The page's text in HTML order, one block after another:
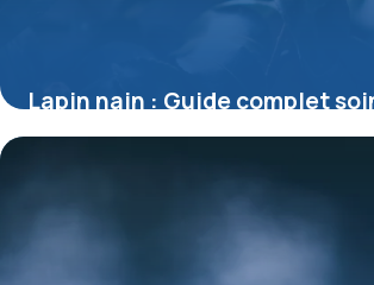
Lapin nain : Guide complet
habitat